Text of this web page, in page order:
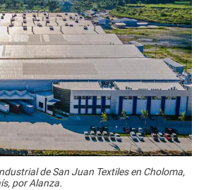
de San Juan Textiles en Choloma,
por Alanza.